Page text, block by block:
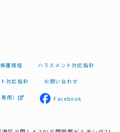
護規程 ハラスメント対応指針
対応指針 お問い合わせ
専用） Facebook